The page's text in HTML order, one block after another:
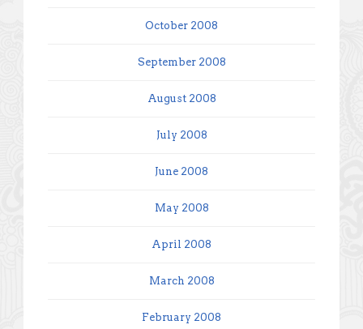
October 2008
September 2008
August 2008
July 2008
June 2008
May 2008
April 2008
March 2008
February 2008